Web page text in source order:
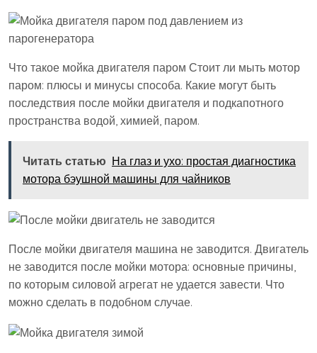
Что такое мойка двигателя паром Стоит ли мыть мотор
паром: плюсы и минусы способа. Какие могут быть
последствия после мойки двигателя и подкапотного
пространства водой, химией, паром.
Читать статью На глаз и ухо: простая диагностика
мотора бэушной машины для чайников
После мойки двигателя машина не заводится. Двигатель
не заводится после мойки мотора: основные причины,
по которым силовой агрегат не удается завести. Что
можно сделать в подобном случае.